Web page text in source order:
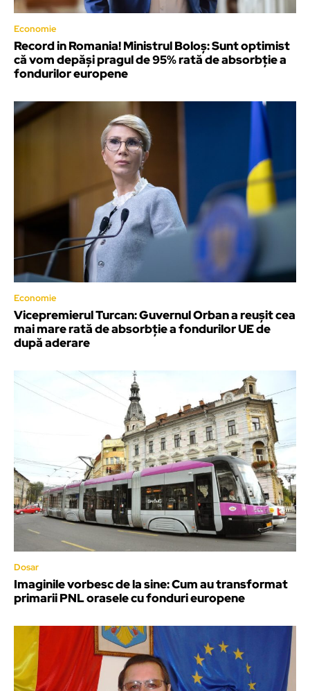
Economie
Record in Romania! Ministrul Boloș: Sunt optimist
că vom depăși pragul de 95% rată de absorbție a
fondurilor europene
Economie
Vicepremierul Turcan: Guvernul Orban a reuşit cea
mai mare rată de absorbţie a fondurilor UE de
după aderare
Dosar
Imaginile vorbesc de la sine: Cum au transformat
primarii PNL orasele cu fonduri europene